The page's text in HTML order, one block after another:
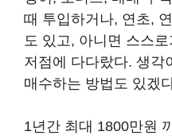
때 투입하거나, 연초,
도 있고, 아니면 스스
저점에 다다랐다. 생각
매수하는 방법도 있겠
1년간 최대 1800만원